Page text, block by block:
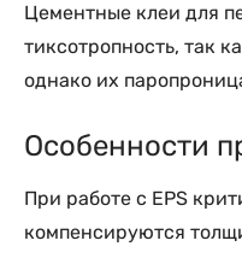
Цементные клеи для
тиксотропность, так
однако их
Особенности
При работе с EPS
компенсируются